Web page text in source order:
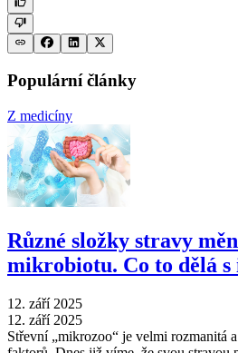
Populární články
Z medicíny
Různé složky stravy
mikrobiotu. Co to dělá s
12. září 2025
12. září 2025
Střevní „mikrozoo“ je velmi rozmanitá